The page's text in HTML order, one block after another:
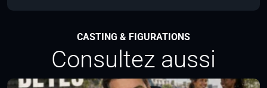
CASTING & FIGURATIONS
Consultez aussi